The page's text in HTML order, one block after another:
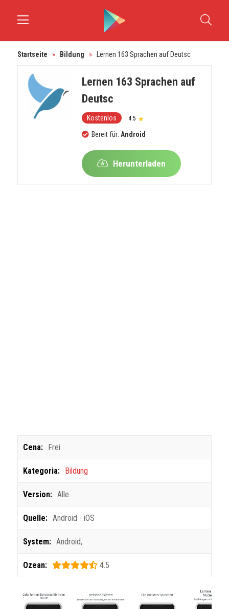
Startseite » Bildung » Lernen 163 Sprachen auf Deutsc
Lernen 163 Sprachen auf
Deutsc
Kostenlos 4.5
Bereit für: Android
Herunterladen
Cena: Frei
Kategoria: Bildung
Version: Alle
Quelle: Android - iOS
System: Android,
Ozean: 4.5